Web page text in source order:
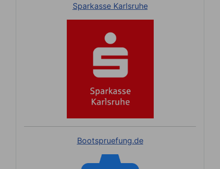
Sparkasse Karlsruhe
Bootspruefung.de